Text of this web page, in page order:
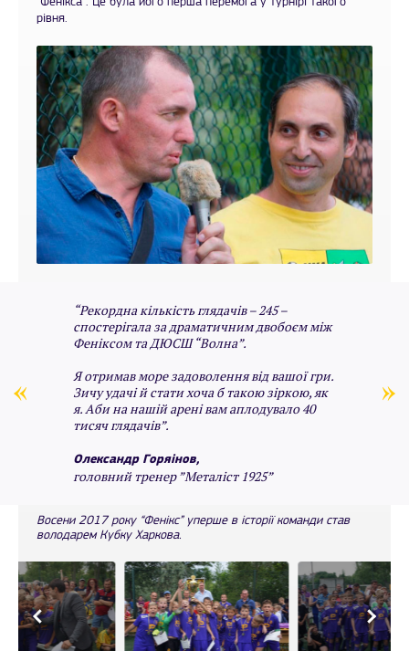
рівня.
“Рекордна кількість глядачів – 245 –
спостерігала за драматичним двобоєм між
Феніксом та ДЮСШ “Волна”.
Я отримав море задоволення від вашої гри.
Зичу удачі й стати хоча б такою зіркою, як
я. Аби на нашій арені вам аплодувало 40
тисяч глядачів”.
Олександр Горяінов,
головний тренер ”Металіст 1925”
Восени 2017 року “Фенікс” уперше в історії команди став
володарем Кубку Харкова.